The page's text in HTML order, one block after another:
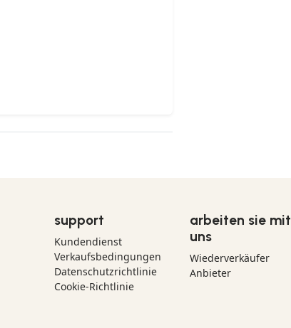
support
Kundendienst
Verkaufsbedingungen
Datenschutzrichtlinie
Cookie-Richtlinie
arbeiten sie mit
uns
Wiederverkäufer
Anbieter